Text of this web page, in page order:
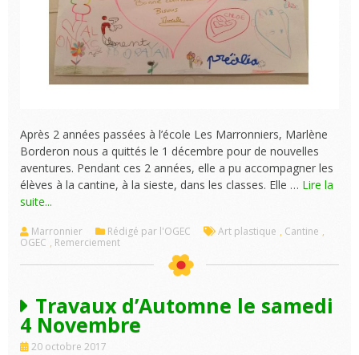
Après 2 années passées à l’école Les Marronniers, Marlène
Borderon nous a quittés le 1 décembre pour de nouvelles
aventures. Pendant ces 2 années, elle a pu accompagner les
élèves à la cantine, à la sieste, dans les classes. Elle … Lire la
suite...
Marronnier Rédigé par l'OGEC Art plastique , Cantine ,
OGEC , Remerciement
Travaux d’Automne le samedi
4 Novembre
20 octobre 2017